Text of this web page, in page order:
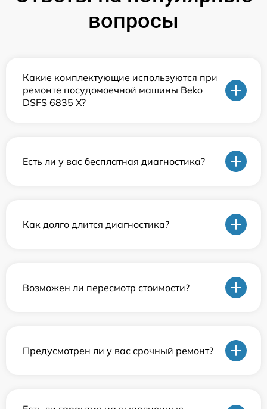
вопросы
Какие комплектующие используются при
ремонте посудомоечной машины Beko
DSFS 6835 X?
Есть ли у вас бесплатная диагностика?
Как долго длится диагностика?
Возможен ли пересмотр стоимости?
Предусмотрен ли у вас срочный ремонт?